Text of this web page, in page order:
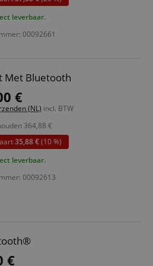
leverbaar.
00092661
Met Bluetooth
€
(NL) incl. BTW
364,88 €
35,88 €(10 %)
leverbaar.
00092613
€